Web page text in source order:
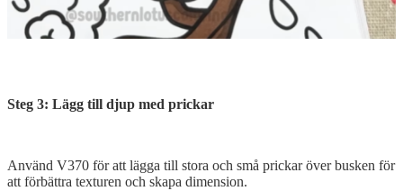
Steg 3: Lägg till djup med prickar
Använd V370 för att lägga till stora och små prickar över busken för
att förbättra texturen och skapa dimension.